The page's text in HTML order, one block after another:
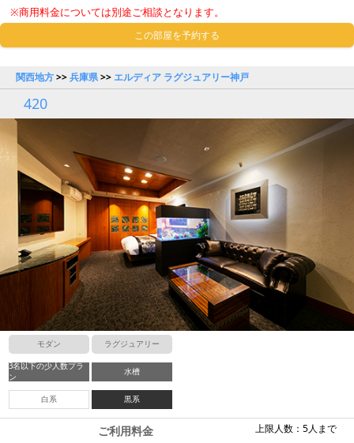
※商用料金については別途ご相談となります。
この部屋を予約する
関西地方>>兵庫県>> エルディア ラグジュアリー神戸
420
モダン ラグジュアリー
3名以下の少人数プラ
ン
水槽
白系 黒系
上限人数：5人まで
ご利用料金